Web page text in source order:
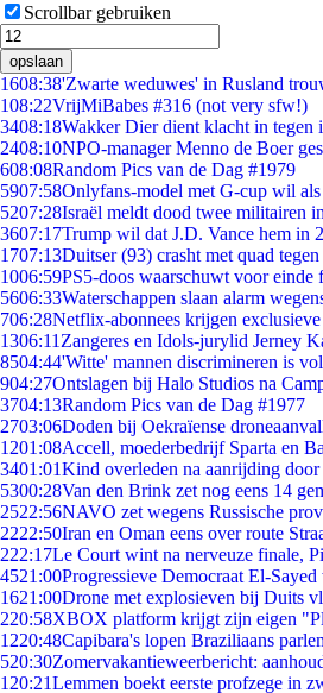
Scrollbar gebruiken
opslaan
1608:38'Zwarte weduwes' in Rusland
108:22VrijMiBabes #316 (not very sfw!)
3408:18Wakker Dier dient klacht in tegen
2408:10NPO-manager Menno de Boer
608:08Random Pics van de Dag #1979
5907:58Onlyfans-model met G-cup wil
5207:28Israël meldt dood twee militairen
3607:17Trump wil dat J.D. Vance hem in
1707:13Duitser (93) crasht met quad
1006:59PS5-doos waarschuwt voor einde
5606:33Waterschappen slaan alarm
706:28Netflix-abonnees krijgen
1306:11 Zangeres en Idols-jurylid Jerney
8504:44'Witte' mannen discrimineren is
904:27Ontslagen bij Halo Studios na
3704:13Random Pics van de Dag #1977
2703:06Doden bij Oekraïense
1201:08Accell, moederbedrijf Sparta en
3401:01Kind overleden na aanrijding
5300:28Van den Brink zet nog eens 14
2522:56NAVO zet wegens Russische
2222:50Iran en Oman eens over route
222:17Le Court wint na nerveuze finale,
4521:00Progressieve Democraat El-
1621:00Drone met explosieven bij Duits
220:58XBOX platform krijgt zijn eigen
1220:48Capibara's lopen Braziliaans
520:30Zomervakantieweerbericht:
1 20:21Lemmen boekt eerste profzege in